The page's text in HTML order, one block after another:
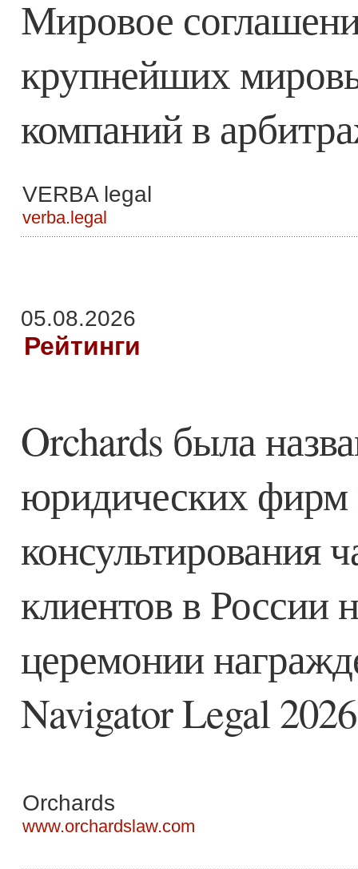
Мировое
крупнейших
компаний в
VERBA legal
verba.legal
05.08.2026
Рейтинги
Orchards была
юридических фирм
консультирования
клиентов в России
церемонии
Navigator Legal 2026
Orchards
www.orchardslaw.com